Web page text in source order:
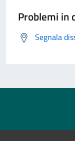
Problemi in
Segnala